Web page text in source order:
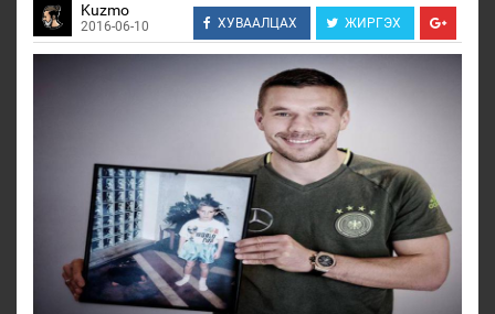
Kuzmo
2016-06-10 ХУВААЛЦАХ ЖИРГЭХ